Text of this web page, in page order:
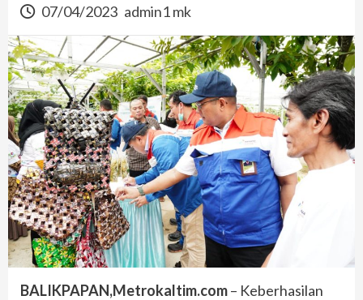
07/04/2023 admin1 mk
BALIKPAPAN,Metrokaltim.com– Keberhasilan